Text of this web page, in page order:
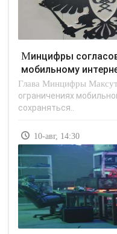
Минцифры согласовало схему доступа к
мобильному
Глава Минцифры
ограничениях
сохраняться..
10-авг, 14:30